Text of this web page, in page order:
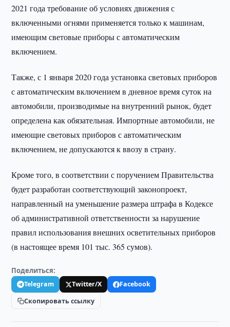
2021 года требование об условиях движения с
включенными огнями применяется только к машинам,
имеющим световые приборы с автоматическим
включением.
Также, с 1 января 2020 года установка световых приборов
с автоматическим включением в дневное время суток на
автомобили, производимые на внутренний рынок, будет
определена как обязательная. Импортные автомобили, не
имеющие световых приборов с автоматическим
включением, не допускаются к ввозу в страну.
Кроме того, в соответствии с поручением Правительства
будет разработан соответствующий законопроект,
направленный на уменьшение размера штрафа в Кодексе
об административной ответственности за нарушение
правил использования внешних осветительных приборов
(в настоящее время 101 тыс. 365 сумов).
Поделиться:
Telegram Twitter/X
Facebook
Скопировать ссылку